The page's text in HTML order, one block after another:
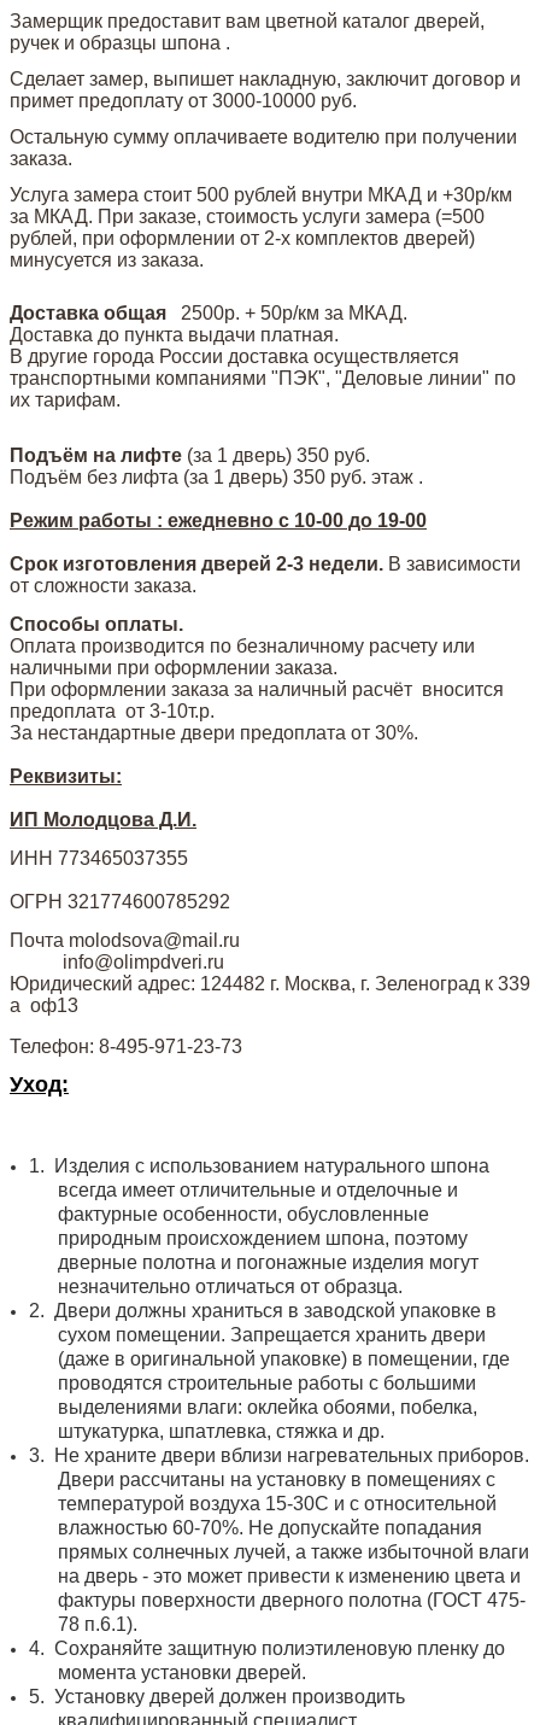
Замерщик предоставит вам цветной каталог дверей,
ручек и образцы шпона .
Сделает замер, выпишет накладную, заключит договор и
примет предоплату от 3000-10000 руб.
Остальную сумму оплачиваете водителю при получении
заказа.
Услуга замера стоит 500 рублей внутри МКАД и +30р/км
за МКАД. При заказе, стоимость услуги замера (=500
рублей, при оформлении от 2-х комплектов дверей)
минусуется из заказа.
Доставка общая
2500р. + 50р/км за МКАД.
Доставка до пункта выдачи платная.
В другие города России доставка осуществляется
транспортными компаниями "ПЭК", "Деловые линии" по
их тарифам.
Подъём на лифте (за 1 дверь) 350 руб.
Подъём без лифта (за 1 дверь) 350 руб. этаж .
Режим работы : ежедневно с 10-00 до 19-00
Срок изготовления дверей 2-3 недели. В зависимости
от сложности заказа.
Способы оплаты.
Оплата производится по безналичному расчету или
наличными при оформлении заказа.
При оформлении заказа за наличный расчёт вносится
предоплата от 3-10т.р.
За нестандартные двери предоплата от 30%.
Реквизиты:
ИП Молодцова Д.И.
ИНН 773465037355
ОГРН 321774600785292
Почта molodsova@mail.ru
info@olimpdveri.ru
Юридический адрес: 124482 г. Москва, г. Зеленоград к 339
а оф13
Телефон: 8-495-971-23-73
Уход:
1.
Изделия с использованием натурального шпона
всегда имеет отличительные и отделочные и
фактурные особенности, обусловленные
природным происхождением шпона, поэтому
дверные полотна и погонажные изделия могут
незначительно отличаться от образца.
2. Двери должны храниться в заводской упаковке в
сухом помещении. Запрещается хранить двери
(даже в оригинальной упаковке) в помещении, где
проводятся строительные работы с большими
выделениями влаги: оклейка обоями, побелка,
штукатурка, шпатлевка, стяжка и др.
3.
Не храните двери вблизи нагревательных приборов.
Двери рассчитаны на установку в помещениях с
температурой воздуха 15-30С и с относительной
влажностью 60-70%. Не допускайте попадания
прямых солнечных лучей, а также избыточной влаги
на дверь - это может привести к изменению цвета и
фактуры поверхности дверного полотна (ГОСТ 475-
78 п.6.1).
4. Сохраняйте защитную полиэтиленовую пленку до
момента установки дверей.
5. Установку дверей должен производить